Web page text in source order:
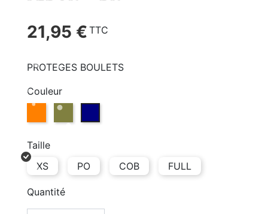
21,95 € TTC
PROTEGES BOULETS
Couleur
ROASTED RUSSEL (R146)
BEETLE (G101)
CARBON (B053)
Taille
XS
PO COB FULL
Quantité